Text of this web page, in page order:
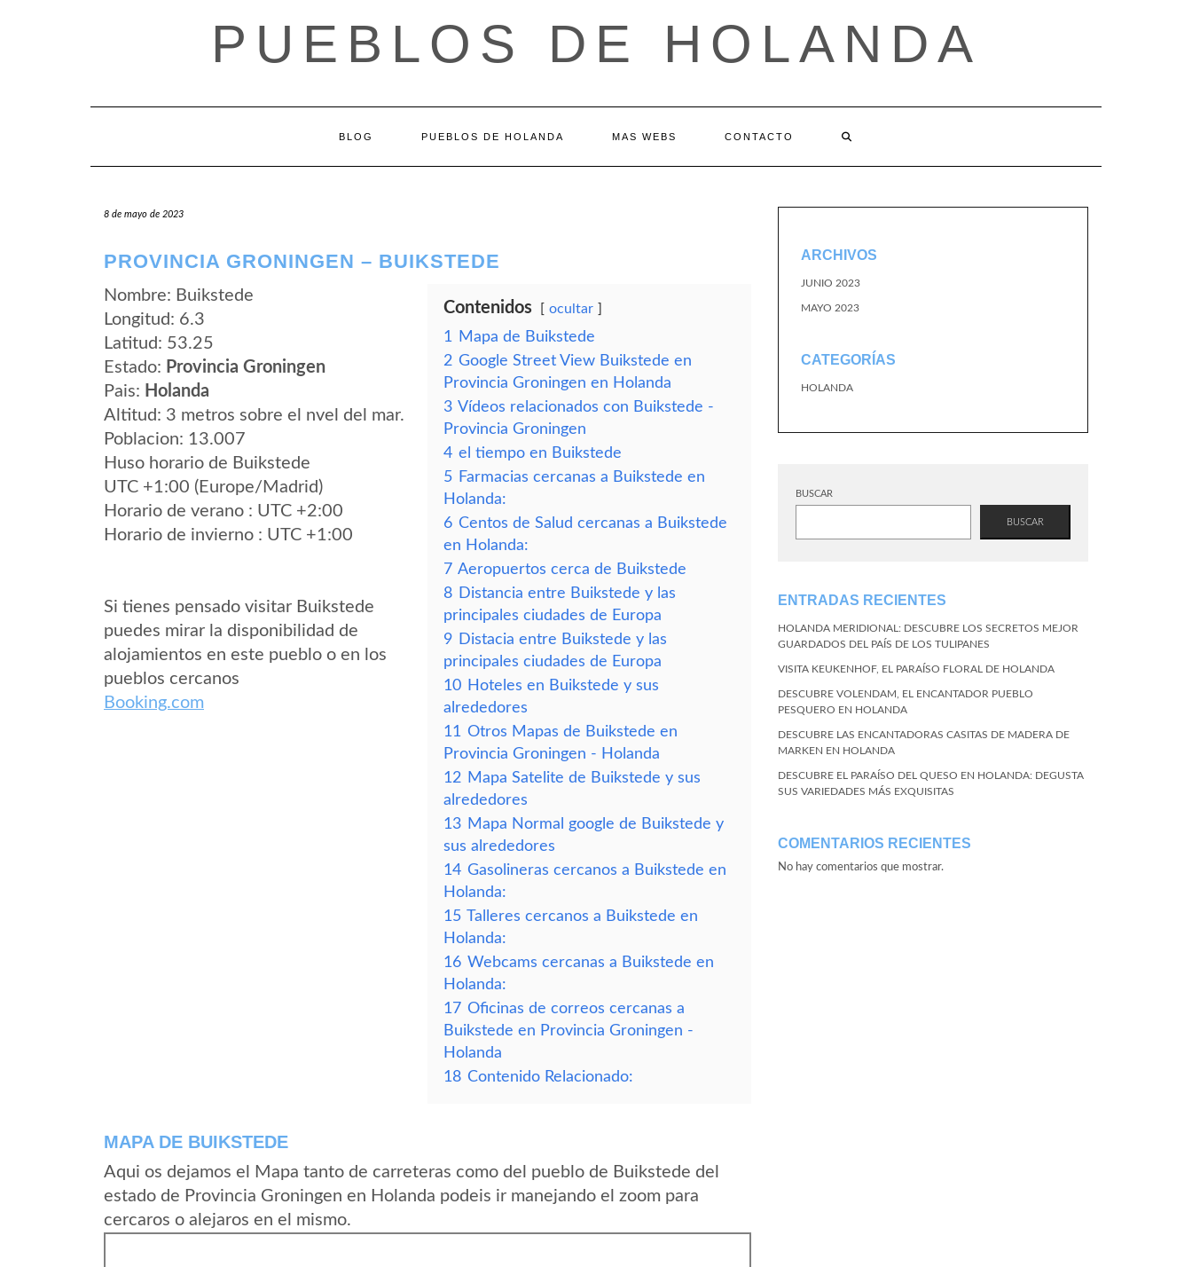
PUEBLOS DE HOLANDA
BLOG PUEBLOS DE HOLANDA MAS WEBS CONTACTO
8 de mayo de 2023
PROVINCIA GRONINGEN – BUIKSTEDE
Nombre: Buikstede
Longitud: 6.3
Latitud: 53.25
Estado: Provincia Groningen
Pais: Holanda
Altitud: 3 metros sobre el nvel del mar.
Poblacion: 13.007
Huso horario de Buikstede
UTC +1:00 (Europe/Madrid)
Horario de verano : UTC +2:00
Horario de invierno : UTC +1:00
Si tienes pensado visitar Buikstede
puedes mirar la disponibilidad de
alojamientos en este pueblo o en los
pueblos cercanos
Booking.com
Contenidos ocultar
1
Mapa de Buikstede
2 Google Street View Buikstede en
Provincia Groningen en Holanda
3 Vídeos relacionados con Buikstede -
Provincia Groningen
4 el tiempo en Buikstede
5 Farmacias cercanas a Buikstede en
Holanda:
6 Centos de Salud cercanas a Buikstede
en Holanda:
7 Aeropuertos cerca de Buikstede
8 Distancia entre Buikstede y las
principales ciudades de Europa
9 Distacia entre Buikstede y las
principales ciudades de Europa
10 Hoteles en Buikstede y sus
alrededores
11 Otros Mapas de Buikstede en
Provincia Groningen - Holanda
12 Mapa Satelite de Buikstede y sus
alrededores
13 Mapa Normal google de Buikstede y
sus alrededores
14 Gasolineras cercanos a Buikstede en
Holanda:
15 Talleres cercanos a Buikstede en
Holanda:
16 Webcams cercanas a Buikstede en
Holanda:
17 Oficinas de correos cercanas a
Buikstede en Provincia Groningen -
Holanda
18 Contenido Relacionado:
MAPA DE BUIKSTEDE
Aqui os dejamos el Mapa tanto de carreteras como del pueblo de Buikstede del
estado de Provincia Groningen en Holanda podeis ir manejando el zoom para
cercaros o alejaros en el mismo.
ARCHIVOS
JUNIO 2023
MAYO 2023
CATEGORÍAS
HOLANDA
BUSCAR
BUSCAR
ENTRADAS RECIENTES
HOLANDA MERIDIONAL: DESCUBRE LOS SECRETOS MEJOR
GUARDADOS DEL PAÍS DE LOS TULIPANES
VISITA KEUKENHOF, EL PARAÍSO FLORAL DE HOLANDA
DESCUBRE VOLENDAM, EL ENCANTADOR PUEBLO
PESQUERO EN HOLANDA
DESCUBRE LAS ENCANTADORAS CASITAS DE MADERA DE
MARKEN EN HOLANDA
DESCUBRE EL PARAÍSO DEL QUESO EN HOLANDA: DEGUSTA
SUS VARIEDADES MÁS EXQUISITAS
COMENTARIOS RECIENTES
No hay comentarios que mostrar.